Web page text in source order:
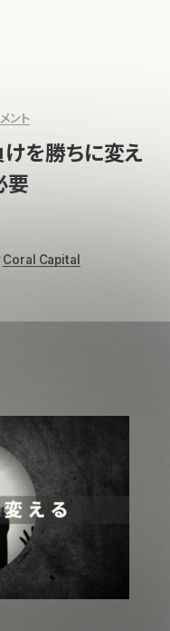
ント
を勝ちに変え
要
Coral Capital